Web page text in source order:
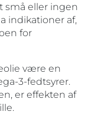
små eller ingen
indikationer af,
for
være en
3-fedtsyrer.
er effekten af